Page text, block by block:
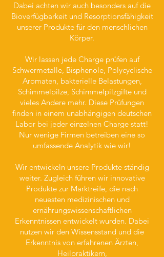
Dabei achten wir auch besonders auf die
Bioverfügbarkeit und Resorptionsfähigkeit
unserer Produkte für den menschlichen
Körper.
Wir lassen jede Charge prüfen auf
Schwermetalle, Bisphenole, Polycyclische
Aromaten, bakterielle Belastungen,
Schimmelpilze, Schimmelpilzgifte und
vieles Andere mehr. Diese Prüfungen
finden in einem unabhängigen deutschen
Labor bei jeder einzelnen Charge statt!
Nur wenige Firmen betreiben eine so
umfassende Analytik wie wir!
Wir entwickeln unsere Produkte ständig
weiter. Zugleich führen wir innovative
Produkte zur Marktreife, die nach
neuesten medizinischen und
ernährungswissenschaftlichen
Erkenntnissen entwickelt wurden. Dabei
nutzen wir den Wissensstand und die
Erkenntnis von erfahrenen Ärzten,
Heilpraktikern,